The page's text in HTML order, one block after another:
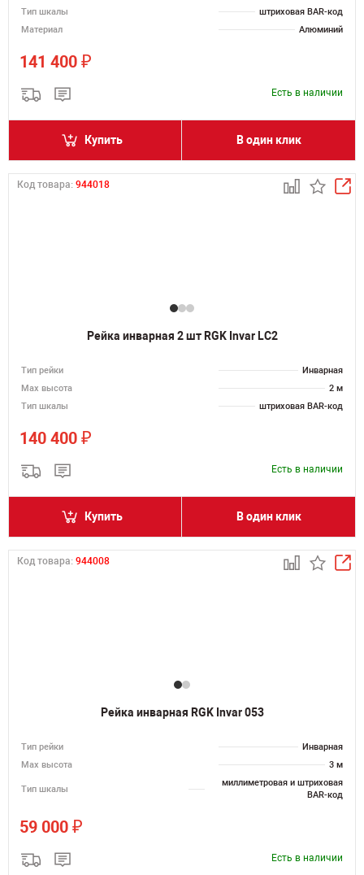
Тип шкалы
штриховая BAR-код
Материал
Алюминий
141 400 ₽
Есть в наличии
Купить В один клик
Код товара: 944018
Рейка инварная 2 шт RGK Invar LC2
Тип рейки
Инварная
Мах высота
2 м
Тип шкалы
штриховая BAR-код
140 400 ₽
Есть в наличии
Купить В один клик
Код товара: 944008
Рейка инварная RGK Invar 053
Тип рейки
Инварная
Мах высота
3 м
Тип шкалы
миллиметровая и штриховая
BAR-код
59 000 ₽
Есть в наличии